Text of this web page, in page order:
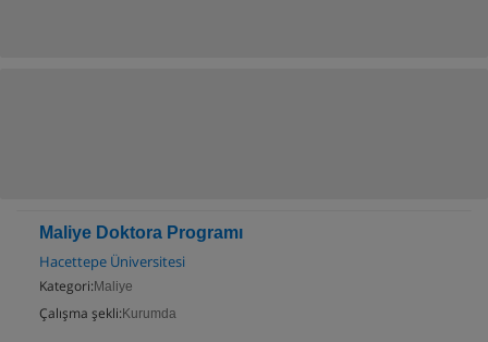
Maliye Doktora Programı
Hacettepe Üniversitesi
Kategori: Maliye
Çalışma şekli: Kurumda